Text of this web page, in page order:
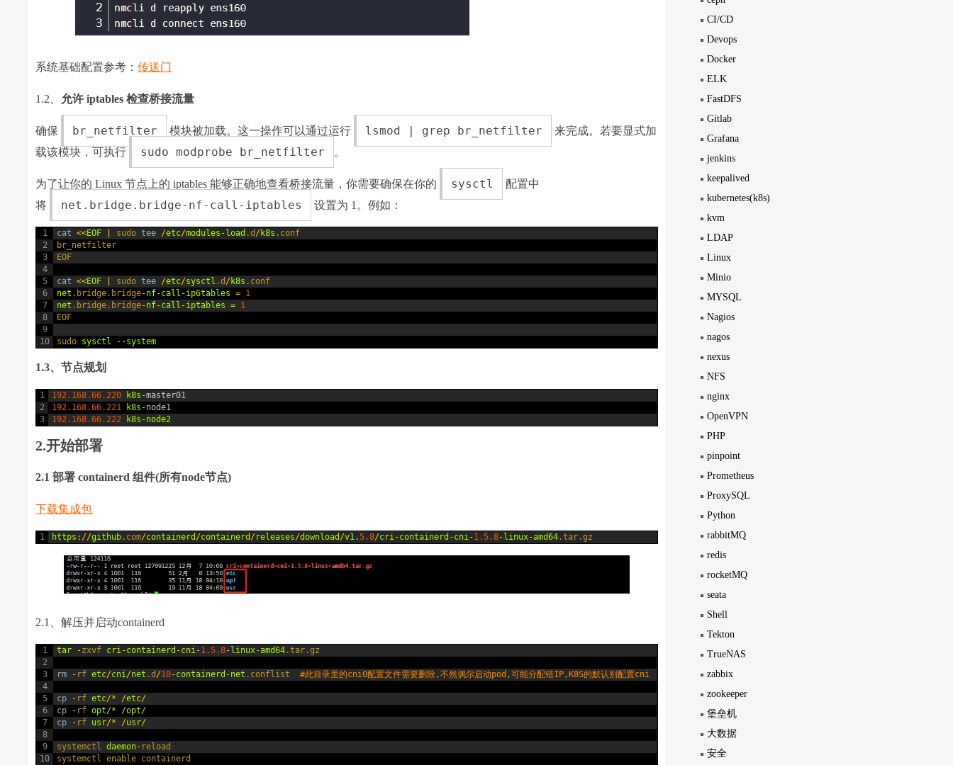
系统基础配置参考：传送门
1.2、 允许 iptables 检查桥接流量
确保 br_netfilter 模块被加载。这一操作可以通过运行 lsmod | grep br_netfilter
来完成。若要显式加
载该模块，可执行
sudo modprobe br_netfilter 。
为了让你的 Linux 节点上的 iptables 能够正确地查看桥接流量，你需要确保在你的 sysctl
配置中
将
net.bridge.bridge-nf-call-iptables 设置为 1。例如：
1
2
3
4
5
6
7
8
9
10
cat <<EOF sudo tee /etc/modules - load .d /k8s .conf
br_netfilter
EOF
cat <<EOF sudo tee /etc/sysctl .d /k8s .conf
net .bridge.bridge-nf-call -ip6tables = 1
net .bridge .bridge-nf-call -iptables = 1
EOF
sudo sysctl --system
1.3、节点规划
1
2
3
192.168.66.220 k8s -master01
192.168.66.221
k8s -node1
192.168.66.222
k8s -node2
2.开始部署
2.1 部署 containerd 组件(所有node节点)
下载集成包
1 https : //github .com/containerd /containerd /releases/download /v1.5.8/cri-containerd -cni-1.5.8- linux-amd64 .tar .gz
2.1、解压并启动containerd
1
2
3
4
5
6
7
8
9
10
tar -zxvf cri-containerd -cni-1.5.8- linux-amd64 .tar .gz
rm - rf etc/cni/net .d /10-containerd -net .conflist #此目录里的cni0配置文件需要删除,不然偶尔启动pod,可能分配错IP,K8S的默认别配置cni
cp - rf etc/* /etc/
cp
- rf opt/* /opt/
cp
- rf usr/* /usr/
systemctl daemon- reload
systemctl enable containerd
CI/CD
Devops
Docker
ELK
FastDFS
Gitlab
Grafana
jenkins
keepalived
kubernetes(k8s)
kvm
LDAP
Linux
Minio
MYSQL
Nagios
nagos
nexus
NFS
nginx
OpenVPN
PHP
pinpoint
Prometheus
ProxySQL
Python
rabbitMQ
redis
rocketMQ
seata
Shell
Tekton
TrueNAS
zabbix
zookeeper
堡垒机
大数据
安全